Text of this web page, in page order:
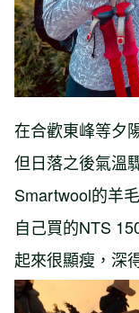
在合歡東峰等夕
但日落之後氣溫
Smartwool的羊
自己買的NTS
起來很顯瘦，深